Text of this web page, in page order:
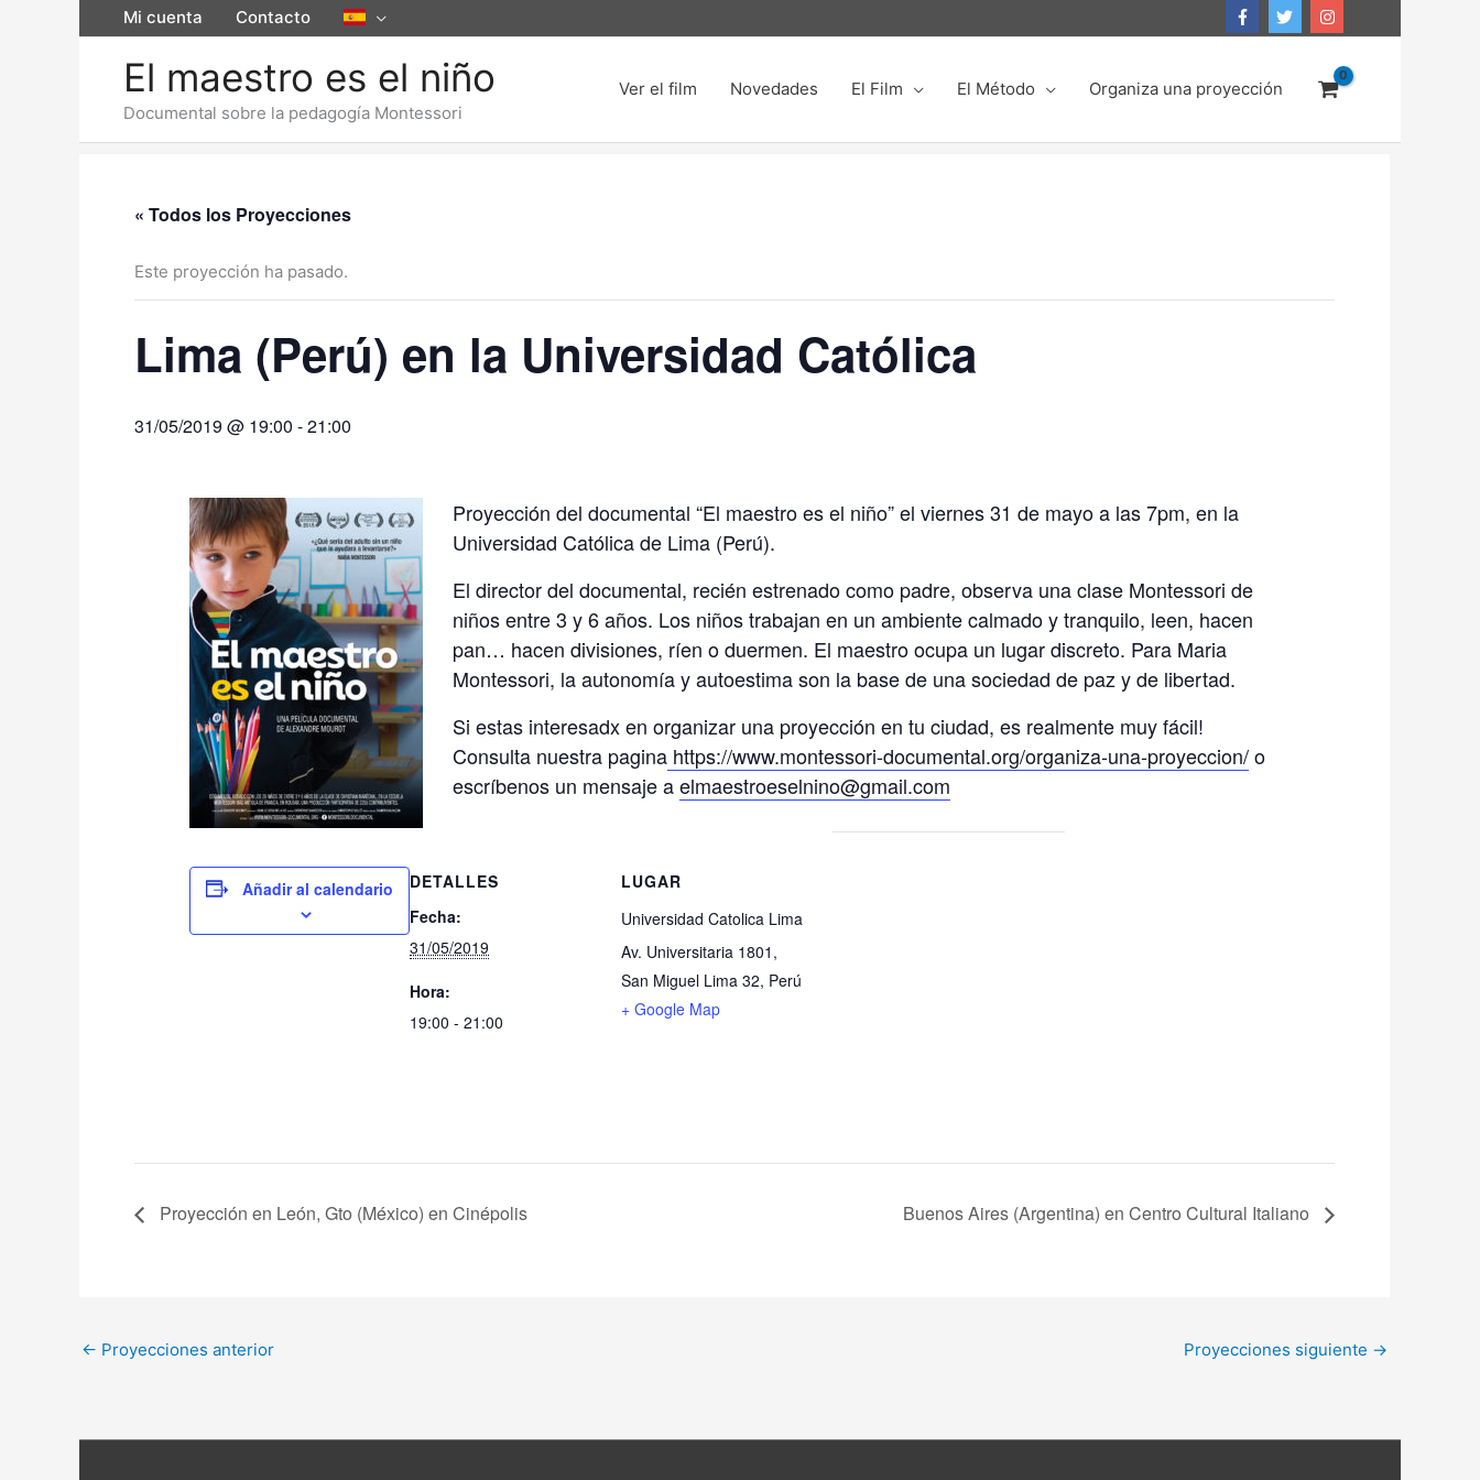
Mi cuenta Contacto
El maestro es el niño
Documental sobre la pedagogía Montessori
Ver el film Novedades El Film El Método Organiza una proyección
« Todos los Proyecciones
Este proyección ha pasado.
Lima (Perú) en la Universidad Católica
31/05/2019 @ 19:00 -21:00
Proyección del documental “El maestro es el niño” el viernes 31 de mayo a las 7pm, en la
Universidad Católica de Lima (Perú).
El director del documental, recién estrenado como padre, observa una clase Montessori de
niños entre 3 y 6 años. Los niños trabajan en un ambiente calmado y tranquilo, leen, hacen
pan… hacen divisiones, ríen o duermen. El maestro ocupa un lugar discreto. Para Maria
Montessori, la autonomía y autoestima son la base de una sociedad de paz y de libertad.
Si estas interesadx en organizar una proyección en tu ciudad, es realmente muy fácil!
Consulta nuestra pagina https://www.montessori-documental.org/organiza-una-proyeccion/o
escríbenos un mensaje aelmaestroeselnino@gmail.com
Añadir al calendario
DETALLES
Fecha:
31/05/2019
Hora:
19:00 - 21:00
LUGAR
Universidad Catolica Lima
Av. Universitaria 1801,
San Miguel Lima 32, Perú
+ Google Map
Proyección en León, Gto (México) en Cinépolis Buenos Aires (Argentina) en Centro Cultural Italiano
← Proyecciones anterior Proyecciones siguiente →